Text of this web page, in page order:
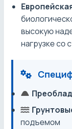
высокую
нагрузке со
подъемом